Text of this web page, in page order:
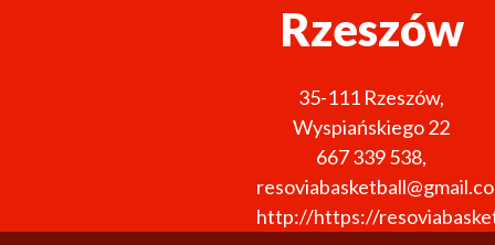
Rzeszów
35-111 Rzeszów,
Wyspiańskiego 22
667 339 538,
http://https://